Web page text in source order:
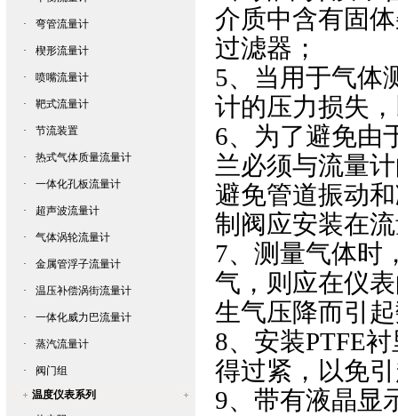
· 弯管流量计
· 楔形流量计
· 喷嘴流量计
· 靶式流量计
· 节流装置
· 热式气体质量流量计
· 一体化孔板流量计
· 超声波流量计
· 气体涡轮流量计
· 金属管浮子流量计
· 温压补偿涡街流量计
· 一体化威力巴流量计
· 蒸汽流量计
·
阀门组
温度仪表系列
介质中含有固
过滤器；
5、当用于气体
计的压力损失
6、为了避免由
兰必须与流量
避免管道振动
制阀应安装在
7、测量气体时
气，则应在仪
生气压降而引
8、安装PTFE
得过紧，以免
9、带有液晶显